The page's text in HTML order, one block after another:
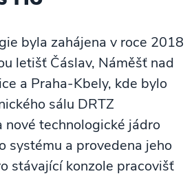
byla zahájena v roce 2018
letišť Čáslav, Náměšť nad
a Praha-Kbely, kde bylo
sálu DRTZ
nové technologické jádro
systému a provedena jeho
stávající konzole pracovišť